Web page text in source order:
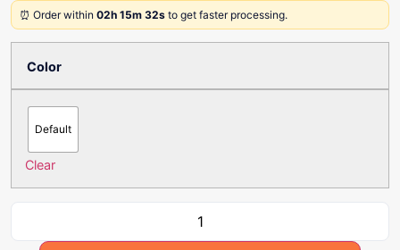
⏰ Order within 02h 15m 32s to get faster processing.
Color
Default
Clear